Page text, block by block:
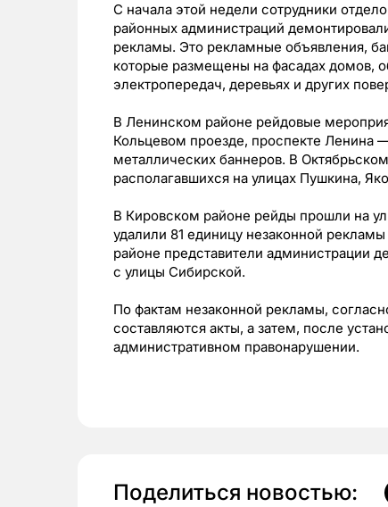
С начала этой недели сотрудники
районных администраций
рекламы. Это рекламные объявления,
которые размещены на фасадах домов,
электропередач, деревьях и других
В Ленинском районе рейдовые
Кольцевом проезде, проспекте Ленина
металлических баннеров. В
располагавшихся на улицах Пушкина,
В Кировском районе рейды прошли на
удалили 81 единицу незаконной
районе представители администрации
с улицы Сибирской.
По фактам незаконной рекламы,
составляются акты, а затем, после
административном правонарушении.
Поделиться новостью: